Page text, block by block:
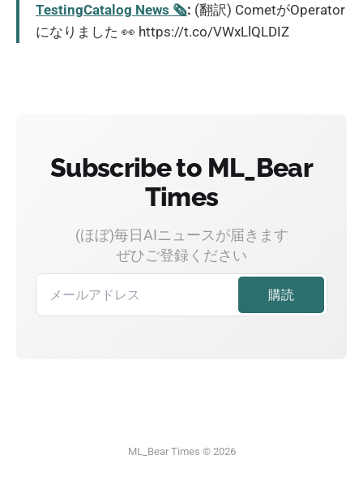
TestingCatalog News 🗞: (翻訳) CometがOperator
になりました 👀 https://t.co/VWxLlQLDIZ
Subscribe to ML_Bear
Times
(ほぼ)毎日AIニュースが届きます
ぜひご登録ください
ML_Bear Times © 2026